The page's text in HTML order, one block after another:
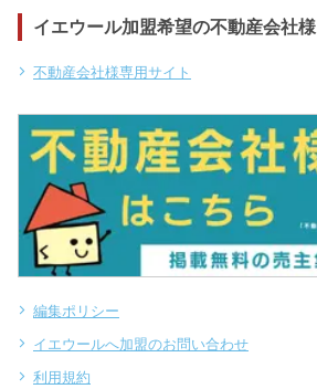
イエウール加盟希望の不動産会社様
不動産会社様専用サイト
編集ポリシー
イエウールへ加盟のお問い合わせ
利用規約